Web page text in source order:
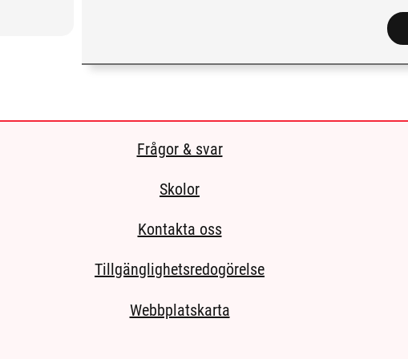
Frågor & svar
Skolor
Kontakta oss
Tillgänglighetsredogörelse
Webbplatskarta